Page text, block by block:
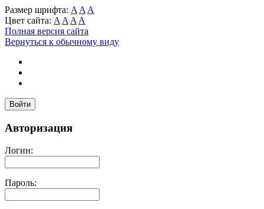
Размер шрифта: A A A
Цвет сайта: A A A A
Полная версия сайта
Вернуться к обычному виду
Войти
Авторизация
Логин:
Пароль: